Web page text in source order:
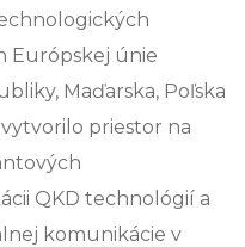
Európskej únie
Maďarska, Poľska
priestor na
QKD technológií a
komunikácie v